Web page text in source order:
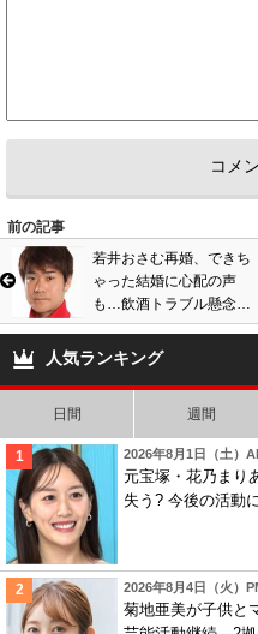
前の記事
若井おさむ再婚、できち
ゃった結婚に心配の声
も…飲酒トラブル懸念、
壮絶な生い立ちも原因で
離婚の過去
人気ランキング
日間 週間
2026年8月1日（土）
元宝塚・花乃まり
失う? 今後の活動
2026年8月4日（火）
菊地亜美が子供と